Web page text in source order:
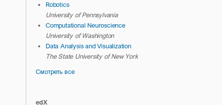
Robotics
University of Pennsylvania
Computational Neuroscience
University of Washington
Data Analysis and Visualization
The State University of New York
Смотреть все
edX